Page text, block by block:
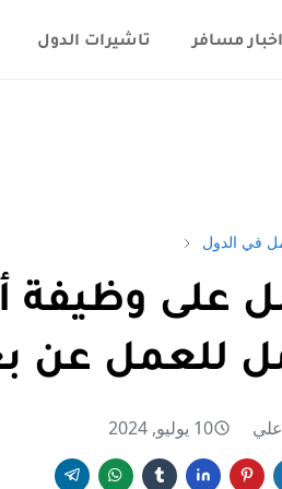
اخبار مسافر تاشيرات الدول
في الدول
على وظيفة
للعمل عن
10 يوليو, 2024